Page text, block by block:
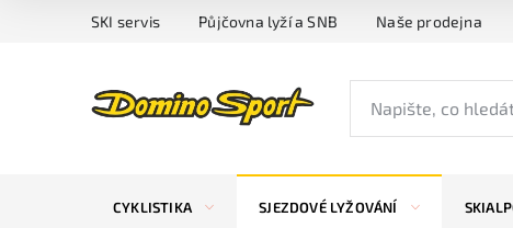
SKI servis Půjčovna lyží a SNB Naše prodejna
CYKLISTIKA SJEZDOVÉ LYŽOVÁNÍ